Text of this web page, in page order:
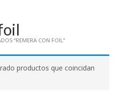
“REMERA CON FOIL”
productos que coincidan